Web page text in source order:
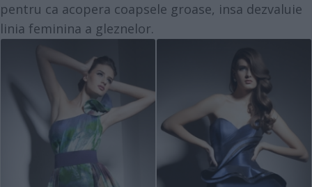
pentru ca acopera coapsele groase, insa dezvaluie
linia feminina a gleznelor.